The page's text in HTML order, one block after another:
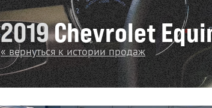
2019Chevrolet
« вернуться к истории продаж